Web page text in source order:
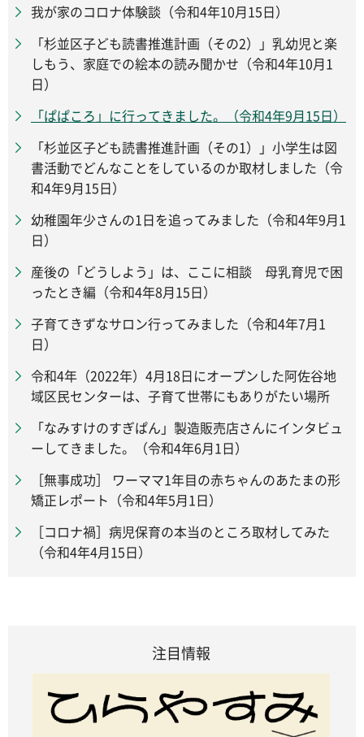
我が家のコロナ体験談（令和4年10月15日）
「杉並区子ども読書推進計画（その2）」乳幼児と楽
しもう、家庭での絵本の読み聞かせ（令和4年10月1
日）
「ぱぱころ」に行ってきました。（令和4年9月15日）
「杉並区子ども読書推進計画（その1）」小学生は図
書活動でどんなことをしているのか取材しました（令
和4年9月15日）
幼稚園年少さんの1日を追ってみました（令和4年9月1
日）
産後の「どうしよう」は、ここに相談 母乳育児で困
ったとき編（令和4年8月15日）
子育てきずなサロン行ってみました（令和4年7月1
日）
令和4年（2022年）4月18日にオープンした阿佐谷地
域区民センターは、子育て世帯にもありがたい場所
「なみすけのすぎぱん」製造販売店さんにインタビュ
ーしてきました。（令和4年6月1日）
［無事成功］ ワーママ1年目の赤ちゃんのあたまの形
矯正レポート（令和4年5月1日）
［コロナ禍］病児保育の本当のところ取材してみた
（令和4年4月15日）
注目情報